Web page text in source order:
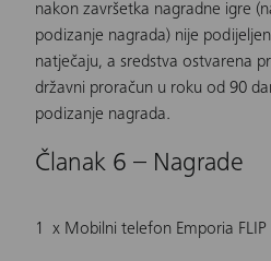
nakon završetka nagradne igre
podizanje nagrada) nije
natječaju, a sredstva ostvarena
državni proračun u roku od 90
podizanje nagrada.
Članak 6 – Nagrade
1 x Mobilni telefon Emporia FLIP